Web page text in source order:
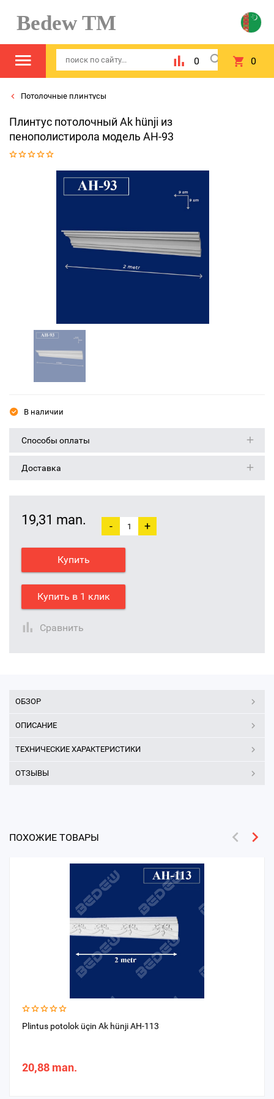
Bedew TM
0 0
Потолочные плинтусы
Плинтус потолочный Ak hünji из
пенополистирола модель AH-93
В наличии
Способы оплаты
Доставка
19,31 man. - +
Купить
Купить в 1 клик
Сравнить
ОБЗОР
ОПИСАНИЕ
ТЕХНИЧЕСКИЕ ХАРАКТЕРИСТИКИ
ОТЗЫВЫ
ПОХОЖИЕ ТОВАРЫ
Plintus potolok üçin Ak hünji AH-113
20,88 man.